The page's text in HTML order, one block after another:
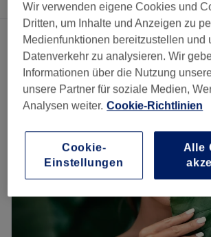
2 Salons die anbieten:
feuchtigkeitsspendende gesichtsbehandlung in der
BL, Kanton Basel-Stadt
Wir verwenden eigene Cookies und
Dritten, um Inhalte und Anzeigen zu
Medienfunktionen bereitzustellen und
Datenverkehr zu analysieren. Wir
Informationen über die Nutzung
unsere Partner für soziale Medien,
Analysen weiter. Cookie-Richtlinien
Alle
Cookie-
Einstellungen